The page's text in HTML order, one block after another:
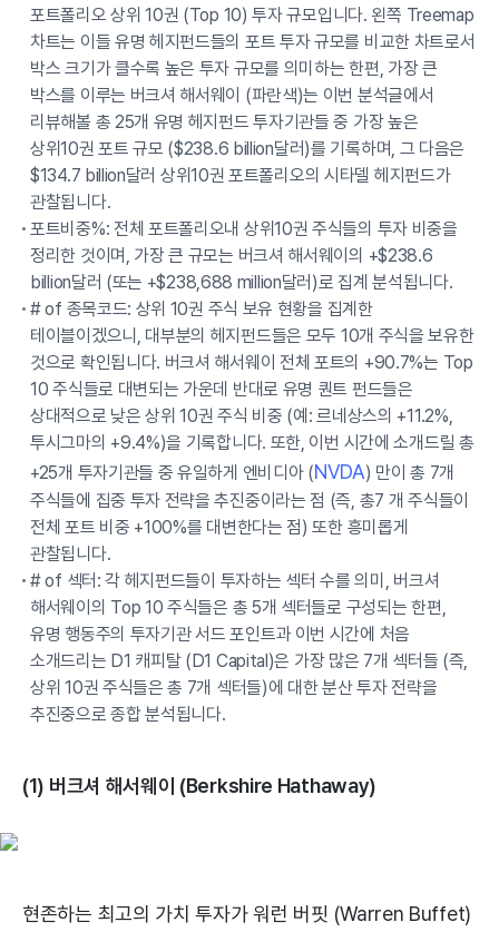
포트폴리오 상위 10권 (Top 10) 투자 규모입니다. 왼쪽 Treemap
차트는 이들 유명 헤지펀드들의 포트 투자 규모를 비교한 차트로서
박스 크기가 클수록 높은 투자 규모를 의미하는 한편, 가장 큰
박스를 이루는 버크셔 해서웨이 (파란색)는 이번 분석글에서
리뷰해볼 총 25개 유명 헤지펀드 투자기관들 중 가장 높은
상위10권 포트 규모 ($238.6 billion달러)를 기록하며, 그 다음은
$134.7 billion달러 상위10권 포트폴리오의 시타델 헤지펀드가
관찰됩니다.
포트비중%: 전체 포트폴리오내 상위10권 주식들의 투자 비중을
정리한 것이며, 가장 큰 규모는 버크셔 해서웨이의 +$238.6
billion달러 (또는 +$238,688 million달러)로 집계 분석됩니다.
# of 종목코드: 상위 10권 주식 보유 현황을 집계한
테이블이겠으니, 대부분의 헤지펀드들은 모두 10개 주식을 보유한
것으로 확인됩니다. 버크셔 해서웨이 전체 포트의 +90.7%는 Top
10 주식들로 대변되는 가운데 반대로 유명 퀀트 펀드들은
상대적으로 낮은 상위 10권 주식 비중 (예: 르네상스의 +11.2%,
투시그마의 +9.4%)을 기록합니다. 또한, 이번 시간에 소개드릴 총
+25개 투자기관들 중 유일하게 엔비디아 (NVDA) 만이 총 7개
주식들에 집중 투자 전략을 추진중이라는 점 (즉, 총7 개 주식들이
전체 포트 비중 +100%를 대변한다는 점) 또한 흥미롭게
관찰됩니다.
# of 섹터: 각 헤지펀드들이 투자하는 섹터 수를 의미, 버크셔
해서웨이의 Top 10 주식들은 총 5개 섹터들로 구성되는 한편,
유명 행동주의 투자기관 서드 포인트과 이번 시간에 처음
소개드리는 D1 캐피탈 (D1 Capital)은 가장 많은 7개 섹터들 (즉,
상위 10권 주식들은 총 7개 섹터들)에 대한 분산 투자 전략을
추진중으로 종합 분석됩니다.
(1) 버크셔 해서웨이 (Berkshire Hathaway)
현존하는 최고의 가치 투자가 워런 버핏 (Warren Buffet)